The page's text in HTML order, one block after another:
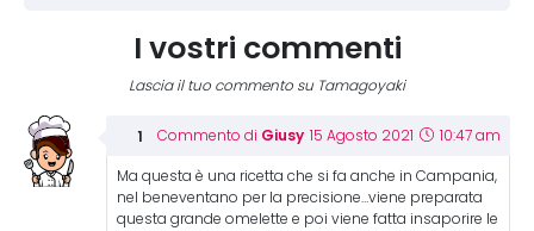
I vostri commenti
Lascia il tuo commento su Tamagoyaki
Commento di Giusy 15 Agosto 2021 10:47 am
Ma questa è una ricetta che si fa anche in Campania,
nel beneventano per la precisione…viene preparata
questa grande omelette e poi viene fatta insaporire le